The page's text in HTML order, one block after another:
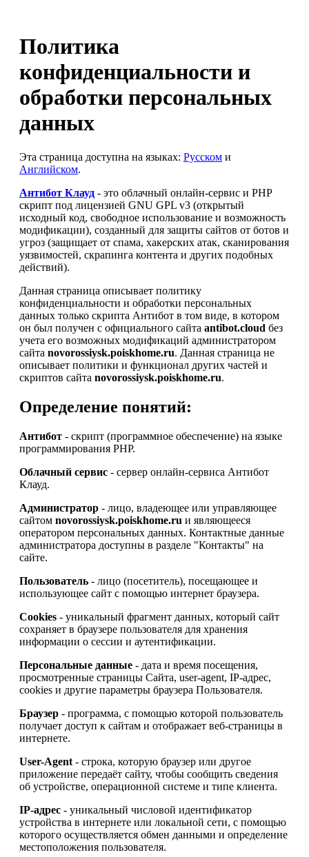
Политика
конфиденциальности и
обработки персональных
данных
Эта страница доступна на языках: Русском и
Английском.
Антибот Клауд - это облачный онлайн-сервис и PHP
скрипт под лицензией GNU GPL v3 (открытый
исходный код, свободное использование и возможность
модификации), созданный для защиты сайтов от ботов и
угроз (защищает от спама, хакерских атак, сканирования
уязвимостей, скрапинга контента и других подобных
действий).
Данная страница описывает политику
конфиденциальности и обработки персональных
данных только скрипта Антибот в том виде, в котором
он был получен с официального сайта antibot.cloud без
учета его возможных модификаций администратором
сайта novorossiysk.poiskhome.ru. Данная страница не
описывает политики и функционал других частей и
скриптов сайта novorossiysk.poiskhome.ru.
Определение понятий:
Антибот - скрипт (программное обеспечение) на языке
программирования PHP.
Облачный сервис - сервер онлайн-сервиса Антибот
Клауд.
Администратор - лицо, владеющее или управляющее
сайтом novorossiysk.poiskhome.ru и являющееся
оператором персональных данных. Контактные данные
администратора доступны в разделе "Контакты" на
сайте.
Пользователь - лицо (посетитель), посещающее и
использующее сайт с помощью интернет браузера.
Cookies - уникальный фрагмент данных, который сайт
сохраняет в браузере пользователя для хранения
информации о сессии и аутентификации.
Персональные данные - дата и время посещения,
просмотренные страницы Сайта, user-agent, IP-адрес,
cookies и другие параметры браузера Пользователя.
Браузер - программа, с помощью которой пользователь
получает доступ к сайтам и отображает веб-страницы в
интернете.
User-Agent - строка, которую браузер или другое
приложение передаёт сайту, чтобы сообщить сведения
об устройстве, операционной системе и типе клиента.
IP-адрес - уникальный числовой идентификатор
устройства в интернете или локальной сети, с помощью
которого осуществляется обмен данными и определение
местоположения пользователя.